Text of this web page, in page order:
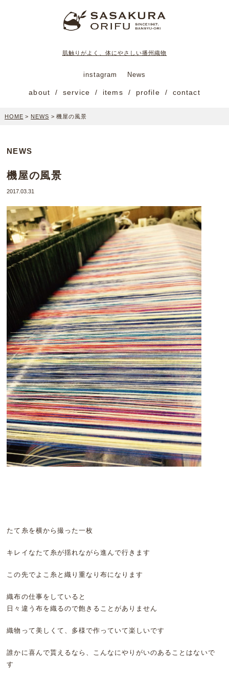
肌触りがよく、体にやさしい播州織物
instagram News
about service items profile contact
HOME > NEWS >機屋の風景
NEWS
機屋の風景
2017.03.31
たて糸を横から撮った一枚
キレイなたて糸が揺れながら進んで行きます
この先でよこ糸と織り重なり布になります
織布の仕事をしていると
日々違う布を織るので飽きることがありません
織物って美しくて、多様で作っていて楽しいです
誰かに喜んで貰えるなら、こんなにやりがいのあることはないで
す